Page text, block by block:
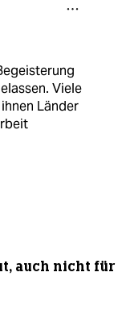
Viele
Länder
auch nicht für